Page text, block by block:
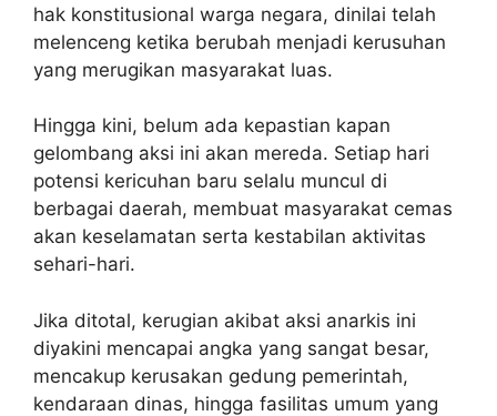
hak konstitusional warga negara, dinilai telah
melenceng ketika berubah menjadi kerusuhan
yang merugikan masyarakat luas.
Hingga kini, belum ada kepastian kapan
gelombang aksi ini akan mereda. Setiap hari
potensi kericuhan baru selalu muncul di
berbagai daerah, membuat masyarakat cemas
akan keselamatan serta kestabilan aktivitas
sehari-hari.
Jika ditotal, kerugian akibat aksi anarkis ini
diyakini mencapai angka yang sangat besar,
mencakup kerusakan gedung pemerintah,
kendaraan dinas, hingga fasilitas umum yang